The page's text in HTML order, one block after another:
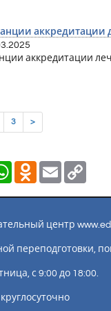
аккредитации
аккредитации
3 >
WhatsAppOdnoklassniki
Email
центр
переподготовки,
с 9:00 до 18:00.